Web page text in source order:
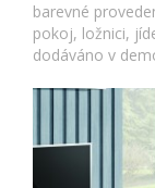
barevné
pokoj, ložnici,
dodáváno v